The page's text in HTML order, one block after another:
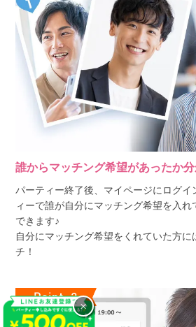
誰からマッチング希望があったか
パーティー終了後、マイページにログイ
ィーで誰が自分にマッチング希望を入
できます♪
自分にマッチング希望をくれていた方に
チ！
×